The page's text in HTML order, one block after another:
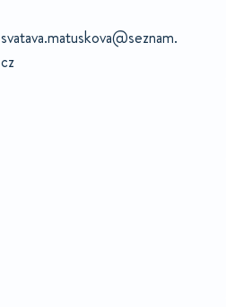
svatava.matuskova@seznam.
cz